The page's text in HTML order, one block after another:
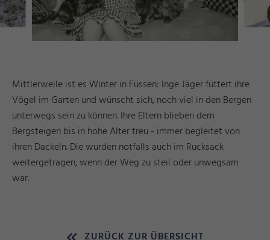
Mittlerweile ist es Winter in Füssen: Inge Jäger füttert ihre
Vögel im Garten und wünscht sich, noch viel in den Bergen
unterwegs sein zu können. Ihre Eltern blieben dem
Bergsteigen bis in hohe Alter treu - immer begleitet von
ihren Dackeln. Die wurden notfalls auch im Rucksack
weitergetragen, wenn der Weg zu steil oder unwegsam
war.
ZURÜCK ZUR ÜBERSICHT